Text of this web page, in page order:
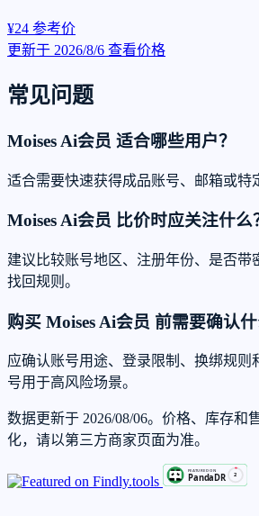
¥24 参考价
更新于 2026/8/6 查看价格
常见问题
Moises Ai会员 适合哪些用户？
适合需要快速获得成品账号、邮箱或特
Moises Ai会员 比价时应关注什么
建议比较账号地区、注册年份、是否带
找回规则。
购买 Moises Ai会员 前需要确认什
应确认账号用途、登录限制、换绑规则
号用于高风险场景。
数据更新于 2026/08/06。价格、库存和
化，请以第三方商家页面为准。